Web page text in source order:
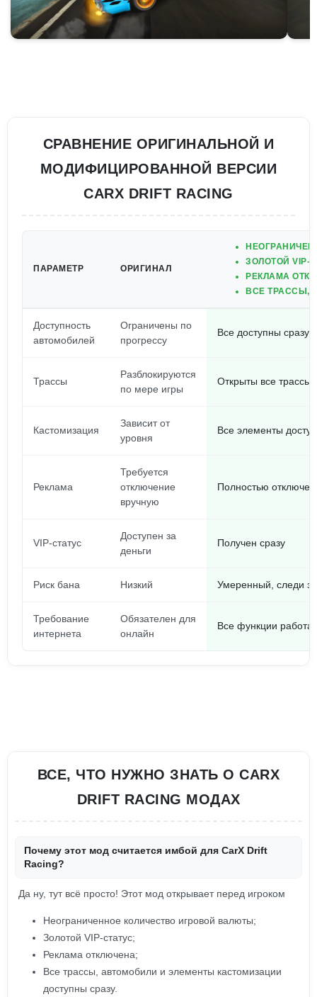
СРАВНЕНИЕ ОРИГИНАЛЬНОЙ И
МОДИФИЦИРОВАННОЙ ВЕРСИИ
CARX DRIFT RACING
ПАРАМЕТР ОРИГИНАЛ
ЗОЛОТОЙ VIP-
РЕКЛАМА
ВСЕ ТРАССЫ,
Доступность
автомобилей
Ограничены по
прогрессу
Все доступны сразу
Трассы
Разблокируются
по мере игры
Открыты все трассы
Кастомизация
Зависит от
уровня
Все элементы
Реклама
Требуется
отключение
вручную
Полностью
VIP-статус
Доступен за
деньги
Получен сразу
Риск бана Низкий Умеренный, следи
Требование
интернета
Обязателен для
онлайн
Все функции
ВСЕ, ЧТО НУЖНО ЗНАТЬ О CARX
DRIFT RACING МОДАХ
Почему этот мод считается имбой для CarX Drift
Racing?
Да ну, тут всё просто! Этот мод открывает перед игроком
Неограниченное количество игровой валюты;
Золотой VIP-статус;
Реклама отключена;
Все трассы, автомобили и элементы кастомизации
доступны сразу.